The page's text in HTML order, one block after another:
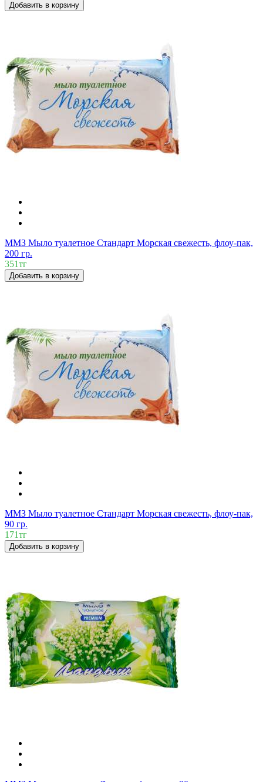
Добавить в корзину
ММЗ Мыло туалетное Стандарт Морская свежесть, флоу-пак,
200 гр.
351тг
Добавить в корзину
ММЗ Мыло туалетное Стандарт Морская свежесть, флоу-пак,
90 гр.
171тг
Добавить в корзину